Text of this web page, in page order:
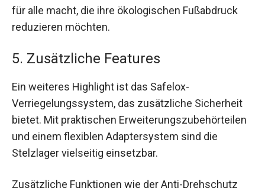
für alle macht, die ihre ökologischen Fußabdruck
reduzieren möchten.
5. Zusätzliche Features
Ein weiteres Highlight ist das Safelox-
Verriegelungssystem, das zusätzliche Sicherheit
bietet. Mit praktischen Erweiterungszubehörteilen
und einem flexiblen Adaptersystem sind die
Stelzlager vielseitig einsetzbar.
Zusätzliche Funktionen wie der Anti-Drehschutz